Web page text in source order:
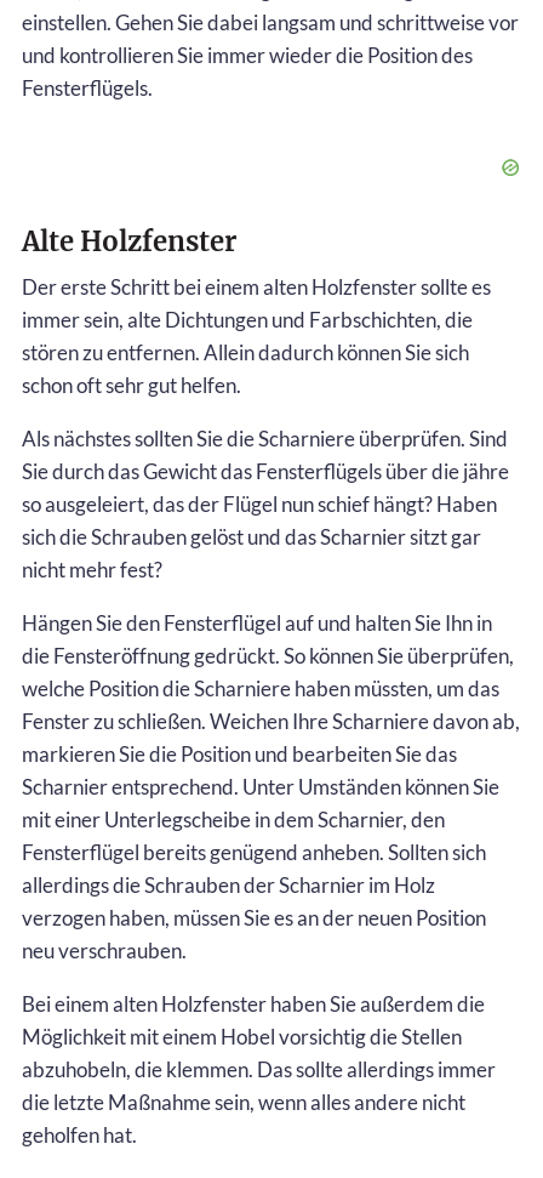
einstellen. Gehen Sie dabei langsam und schrittweise vor
und kontrollieren Sie immer wieder die Position des
Fensterflügels.
Alte Holzfenster
Der erste Schritt bei einem alten Holzfenster sollte es
immer sein, alte Dichtungen und Farbschichten, die
stören zu entfernen. Allein dadurch können Sie sich
schon oft sehr gut helfen.
Als nächstes sollten Sie die Scharniere überprüfen. Sind
Sie durch das Gewicht das Fensterflügels über die jähre
so ausgeleiert, das der Flügel nun schief hängt? Haben
sich die Schrauben gelöst und das Scharnier sitzt gar
nicht mehr fest?
Hängen Sie den Fensterflügel auf und halten Sie Ihn in
die Fensteröffnung gedrückt. So können Sie überprüfen,
welche Position die Scharniere haben müssten, um das
Fenster zu schließen. Weichen Ihre Scharniere davon ab,
markieren Sie die Position und bearbeiten Sie das
Scharnier entsprechend. Unter Umständen können Sie
mit einer Unterlegscheibe in dem Scharnier, den
Fensterflügel bereits genügend anheben. Sollten sich
allerdings die Schrauben der Scharnier im Holz
verzogen haben, müssen Sie es an der neuen Position
neu verschrauben.
Bei einem alten Holzfenster haben Sie außerdem die
Möglichkeit mit einem Hobel vorsichtig die Stellen
abzuhobeln, die klemmen. Das sollte allerdings immer
die letzte Maßnahme sein, wenn alles andere nicht
geholfen hat.